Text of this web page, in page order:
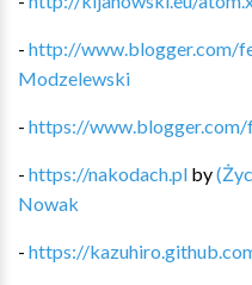
- http://www.blogger.com/
Modzelewski
- https://www.blogger.com/
- https://nakodach.pl by
Nowak
- https://